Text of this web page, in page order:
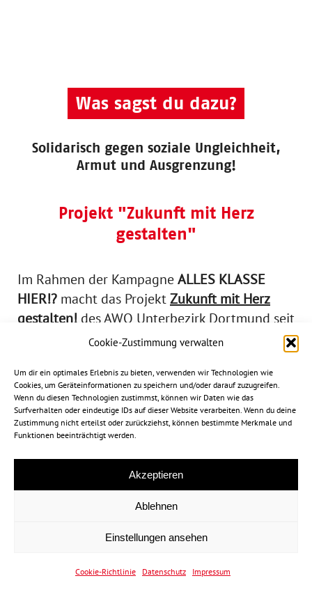
Cookie-Zustimmung verwalten
Um dir ein optimales Erlebnis zu bieten, verwenden wir Technologien wie
Cookies, um Geräteinformationen zu speichern und/oder darauf zuzugreifen.
Wenn du diesen Technologien zustimmst, können wir Daten wie das
Surfverhalten oder eindeutige IDs auf dieser Website verarbeiten. Wenn du deine
Zustimmung nicht erteilst oder zurückziehst, können bestimmte Merkmale und
Funktionen beeinträchtigt werden.
Akzeptieren
Ablehnen
Einstellungen ansehen
Cookie-Richtlinie Datenschutz Impressum
Was sagst du dazu?
Solidarisch gegen soziale Ungleichheit,
Armut und Ausgrenzung!
Projekt "Zukunft mit Herz
gestalten"
Im Rahmen der KampagneALLES KLASSE
HIER!? macht das ProjektZukunft mit Herz
gestalten! des AWO Unterbezirk Dortmund seit
dem 1. März 2022 mit der AktionWAS SAGST
auf das Thema soziale Ungleichheit
und klassenbezogene Diskriminierung
aufmerksam.
ERFAHRT HIER MEHR ÜBER DIE KAMPAGNE